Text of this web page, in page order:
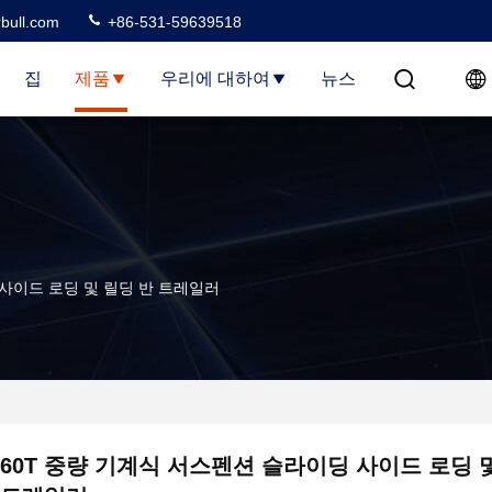
+86-531-59639518
집 제품 우리에 대하여 뉴스
이드 로딩 및 릴딩 반 트레일러
60T 중량 기계식 서스펜션 슬라이딩 사이드 로딩